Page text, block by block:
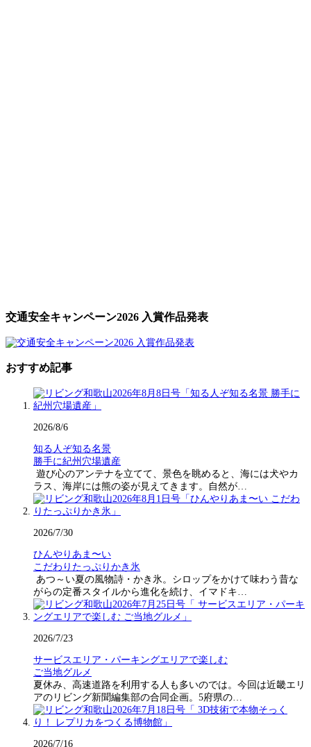
交通安全キャンペーン2026 入賞作品発表
おすすめ記事
2026/8/6
知る人ぞ知る名景
勝手に紀州穴場遺産
遊び心のアンテナを立てて、景色を眺めると、海には犬やカ
ラス、海岸には熊の姿が見えてきます。自然が…
2026/7/30
ひんやりあま〜い
こだわりたっぷりかき氷
あつ～い夏の風物詩・かき氷。シロップをかけて味わう昔な
がらの定番スタイルから進化を続け、イマドキ…
2026/7/23
サービスエリア・パーキングエリアで楽しむ
ご当地グルメ
夏休み、高速道路を利用する人も多いのでは。今回は近畿エリ
アのリビング新聞編集部の合同企画。5府県の…
2026/7/16